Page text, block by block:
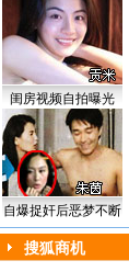
闺房视频自拍曝光
自爆捉奸后恶梦不断
搜狐商机